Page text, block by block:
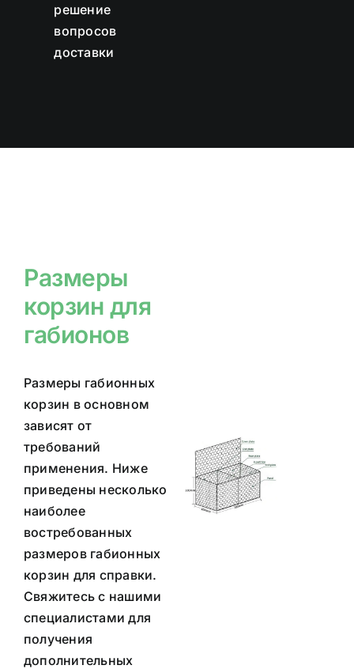
решение
вопросов
доставки
Размеры
корзин для
габионов
Размеры габионных
корзин в основном
зависят от
требований
применения. Ниже
приведены несколько
наиболее
востребованных
размеров габионных
корзин для справки.
Свяжитесь с нашими
специалистами для
получения
дополнительных